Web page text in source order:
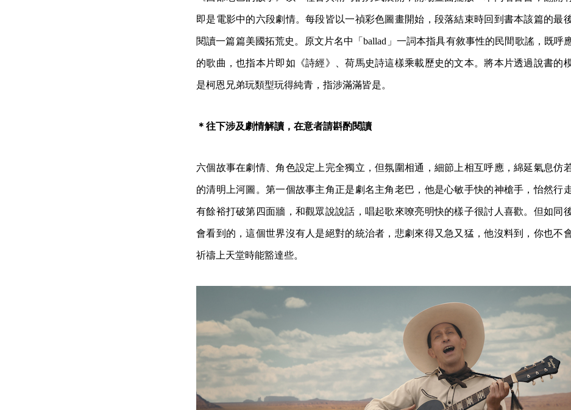
即是電影中的六段劇情。每段皆以一禎彩色圖畫開始，段落結束時回到書本該篇的最
閱讀一篇篇美國拓荒史。原文片名中「ballad」一詞本指具有敘事性的民間歌謠，既呼
的歌曲，也指本片即如《詩經》、荷馬史詩這樣乘載歷史的文本。將本片透過說書的
是柯恩兄弟玩類型玩得純青，指涉滿滿皆是。
＊往下涉及劇情解讀，在意者請斟酌閱讀
六個故事在劇情、角色設定上完全獨立，但氛圍相通，細節上相互呼應，綿延氣息仿
的清明上河圖。第一個故事主角正是劇名主角老巴，他是心敏手快的神槍手，怡然行
有餘裕打破第四面牆，和觀眾說說話，唱起歌來嘹亮明快的樣子很討人喜歡。但如同
會看到的，這個世界沒有人是絕對的統治者，悲劇來得又急又猛，他沒料到，你也不
祈禱上天堂時能豁達些。